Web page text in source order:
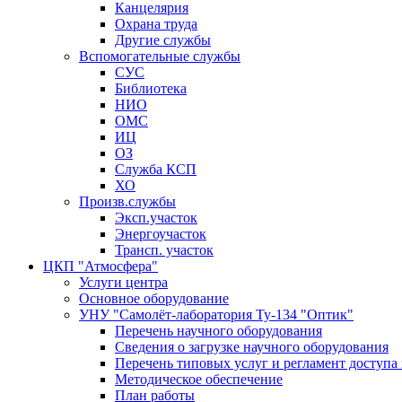
Канцелярия
Охрана труда
Другие службы
Вспомогательные службы
СУС
Библиотека
НИО
ОМС
ИЦ
ОЗ
Служба КСП
ХО
Произв.службы
Эксп.участок
Энергоучасток
Трансп. участок
ЦКП "Атмосфера"
Услуги центра
Основное оборудование
УНУ "Самолёт-лаборатория Ту-134 "Оптик"
Перечень научного оборудования
Сведения о загрузке научного оборудования
Перечень типовых услуг и регламент
Методическое обеспечение
План работы